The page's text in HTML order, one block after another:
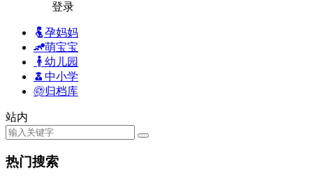
登录
孕妈妈
萌宝宝
幼儿园
中小学
归档库
站内
热门搜索